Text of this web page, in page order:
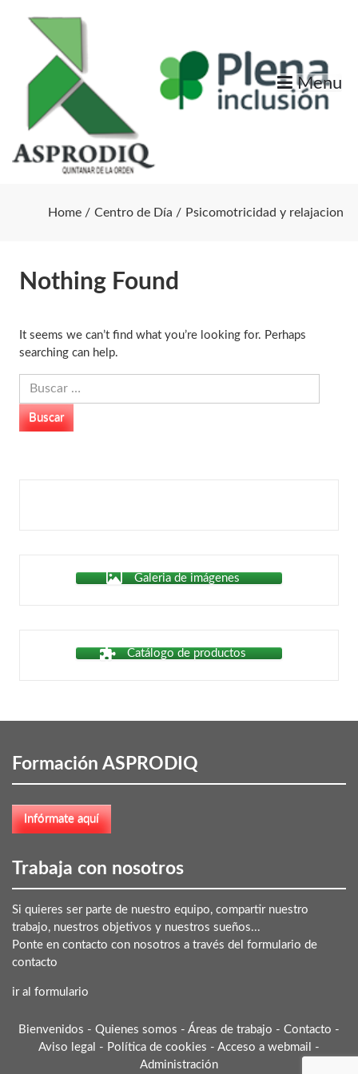
Menu
Home Centro de Día Psicomotricidad y relajacion
Nothing Found
It seems we can’t find what you’re looking for. Perhaps
searching can help.
Buscar:
Galeria de imágenes
Catálogo de productos
Formación ASPRODIQ
Trabaja con nosotros
Si quieres ser parte de nuestro equipo, compartir nuestro
trabajo, nuestros objetivos y nuestros sueños...
Ponte en contacto con nosotros a través del formulario de
contacto
ir al formulario
Bienvenidos - Quienes somos - Áreas de trabajo - Contacto -
Aviso legal - Política de cookies - Acceso a webmail
-
Administración